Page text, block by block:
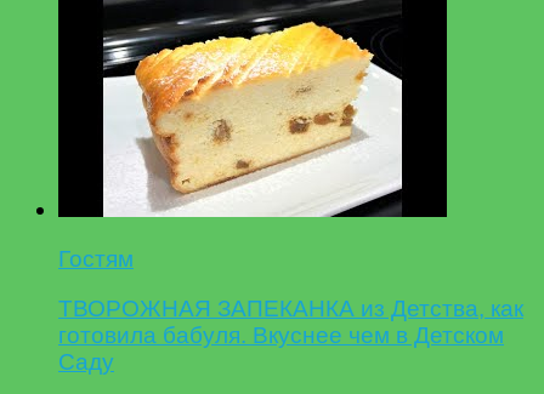
Гостям
ТВОРОЖНАЯ ЗАПЕКАНКА из Детства, как
готовила бабуля. Вкуснее чем в Детском
Саду